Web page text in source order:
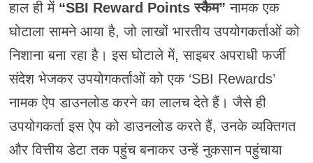
हाल ही में “SBI Reward Points स्कैम” नामक एक
घोटाला सामने आया है, जो लाखों भारतीय उपयोगकर्ताओं को
निशाना बना रहा है। इस घोटाले में, साइबर अपराधी फर्जी
संदेश भेजकर उपयोगकर्ताओं को एक ‘SBI Rewards’
नामक ऐप डाउनलोड करने का लालच देते हैं। जैसे ही
उपयोगकर्ता इस ऐप को डाउनलोड करते हैं, उनके व्यक्तिगत
और वित्तीय डेटा तक पहुंच बनाकर उन्हें नुकसान पहुंचाया